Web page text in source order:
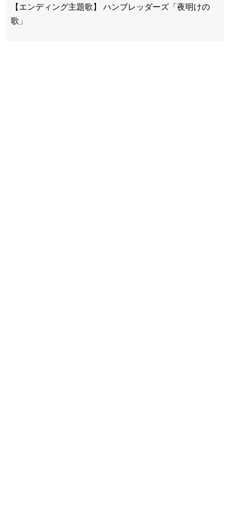
【エンディング主題歌】 ハンブレッダーズ「夜明けの
歌」